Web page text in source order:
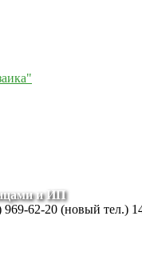
и ИП
969-62-20 (новый тел.)